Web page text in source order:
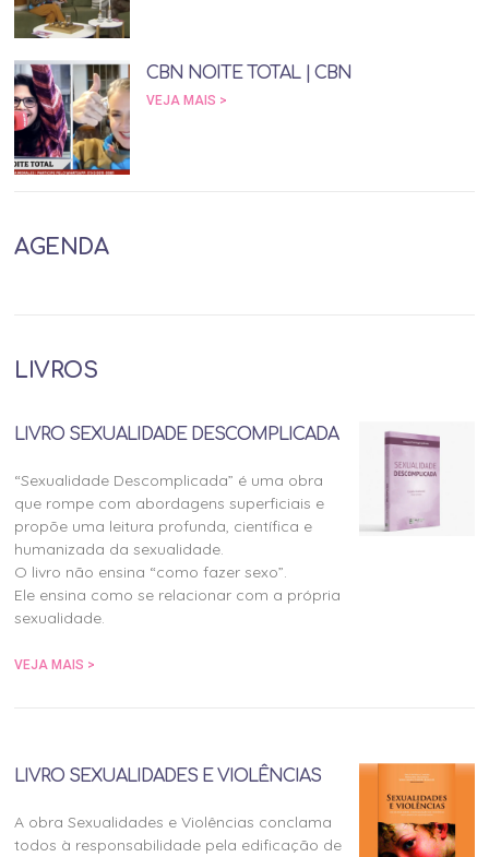
CBN NOITE TOTAL | CBN
VEJA MAIS >
AGENDA
LIVROS
LIVRO SEXUALIDADE DESCOMPLICADA
“Sexualidade Descomplicada” é uma obra
que rompe com abordagens superficiais e
propõe uma leitura profunda, científica e
humanizada da sexualidade.
O livro não ensina “como fazer sexo”.
Ele ensina como se relacionar com a própria
sexualidade.
VEJA MAIS >
LIVRO SEXUALIDADES E VIOLÊNCIAS
A obra Sexualidades e Violências conclama
todos à responsabilidade pela edificação de